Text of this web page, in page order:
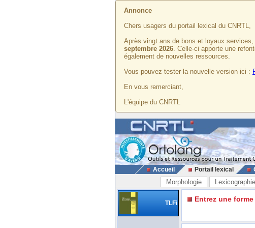
Annonce
Chers usagers du portail lexical du CNRTL,
Après vingt ans de bons et loyaux
septembre 2026. Celle-ci apporte une
également de nouvelles ressources.
Vous pouvez tester la nouvelle version ici :
En vous remerciant,
L'équipe du CNRTL
Accueil Portail lexical
Morphologie Lexicographie
TLFi Entrez une forme